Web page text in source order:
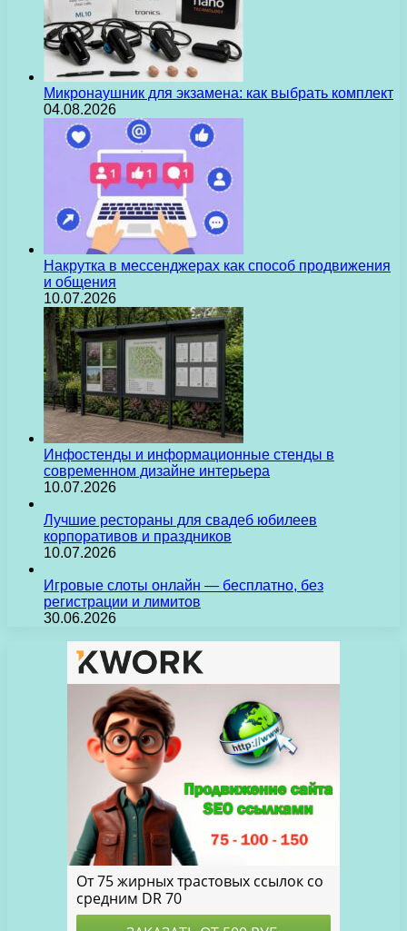
Микронаушник для экзамена: как выбрать комплект
04.08.2026
Накрутка в мессенджерах как способ продвижения
и общения
10.07.2026
Инфостенды и информационные стенды в
современном дизайне интерьера
10.07.2026
Лучшие рестораны для свадеб юбилеев
корпоративов и праздников
10.07.2026
Игровые слоты онлайн — бесплатно, без
регистрации и лимитов
30.06.2026